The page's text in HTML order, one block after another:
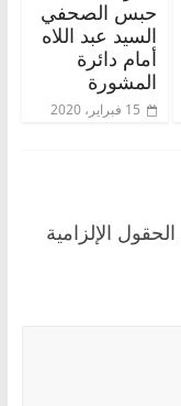
حبس الصحفي
السيد عبد اللاه
أمام دائرة
المشورة
15 فبراير، 2020
الحقول الإلزامية